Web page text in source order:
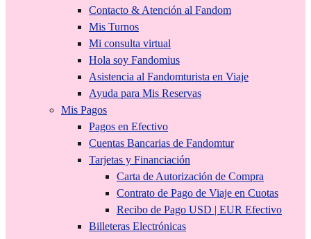
Contacto & Atención al Fandom
Mis Turnos
Mi consulta virtual
Hola soy Fandomius
Asistencia al Fandomturista en Viaje
Ayuda para Mis Reservas
Mis Pagos
Pagos en Efectivo
Cuentas Bancarias de Fandomtur
Tarjetas y Financiación
Carta de Autorización de Compra
Contrato de Pago de Viaje en Cuotas
Recibo de Pago USD | EUR Efectivo
Billeteras Electrónicas